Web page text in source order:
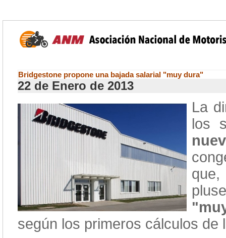
Bridgestone propone una bajada salarial "muy dura"
22 de Enero de 2013
La
los
que,
según los primeros cálculos